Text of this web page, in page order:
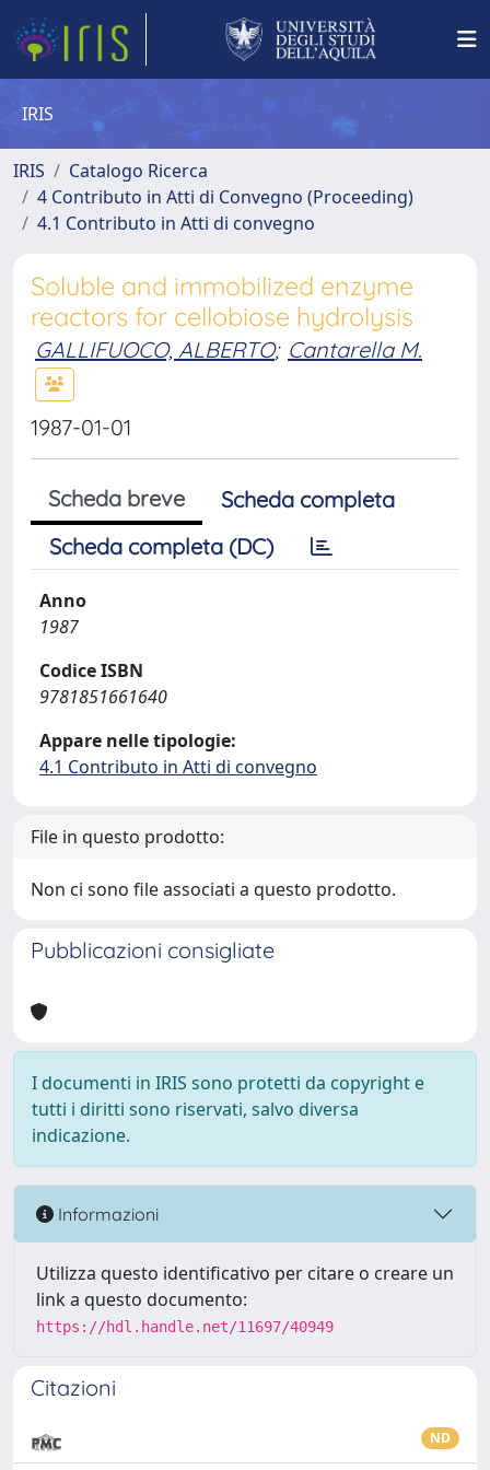
IRIS
IRIS
Catalogo Ricerca
4 Contributo in Atti di Convegno (Proceeding)
4.1 Contributo in Atti di convegno
Soluble and immobilized enzyme
reactors for cellobiose hydrolysis
GALLIFUOCO, ALBERTO; Cantarella M.
1987-01-01
Scheda breve
Scheda completa
Scheda completa (DC)
Anno
1987
Codice ISBN
9781851661640
Appare nelle tipologie:
4.1 Contributo in Atti di convegno
File in questo prodotto:
Non ci sono file associati a questo prodotto.
Pubblicazioni consigliate
I documenti in IRIS sono protetti da copyright e
tutti i diritti sono riservati, salvo diversa
indicazione.
Informazioni
Utilizza questo identificativo per citare o creare un
link a questo documento:
https://hdl.handle.net/11697/40949
Citazioni
ND